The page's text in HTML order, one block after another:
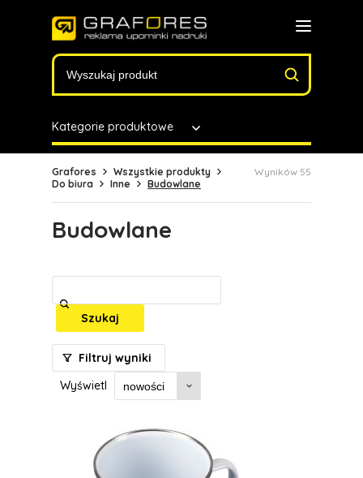
Kategorie produktowe
Grafores
Wszystkie produkty
Do biura
Inne Budowlane
Wyników 55
Budowlane
Szukaj
Filtruj wyniki
Wyświetl